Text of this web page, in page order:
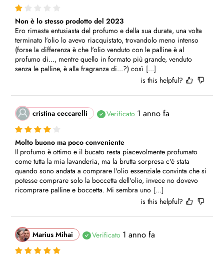
Non è lo stesso prodotto del 2023
Ero rimasta entusiasta del profumo e della sua durata, una volta
terminato l'olio lo avevo riacquistato, trovandolo meno intenso
(forse la differenza è che l'olio venduto con le palline è al
profumo di..., mentre quello in formato più grande, venduto
senza le palline, è alla fragranza di...?) così [...]
is this helpful?
cristina ceccarelli Verificato 1 anno fa
Molto buono ma poco conveniente
Il profumo è ottimo e il bucato resta piacevolmente profumato
come tutta la mia lavanderia, ma la brutta sorpresa c'è stata
quando sono andata a comprare l'olio essenziale convinta che si
potesse comprare solo la boccetta dell'olio, invece no dovevo
ricomprare palline e boccetta. Mi sembra uno [...]
is this helpful?
Marius Mihai Verificato 1 anno fa